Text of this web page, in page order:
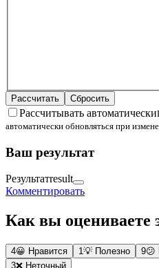
Рассчитать Сбросить
Рассчитывать автоматически
автоматически обновляться при
Ваш результат
Результатresult
Комментировать
Как вы оцениваете
4😀 Нравится 1💡 Полезно 9😕
3❌ Неточный